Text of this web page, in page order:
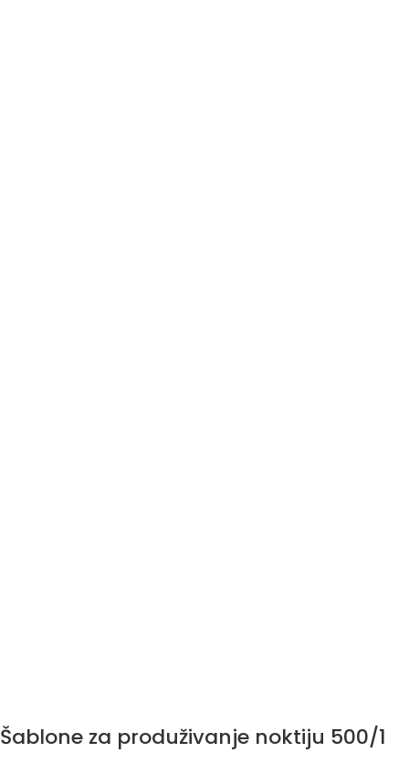
Šablone za produživanje noktiju 500/1